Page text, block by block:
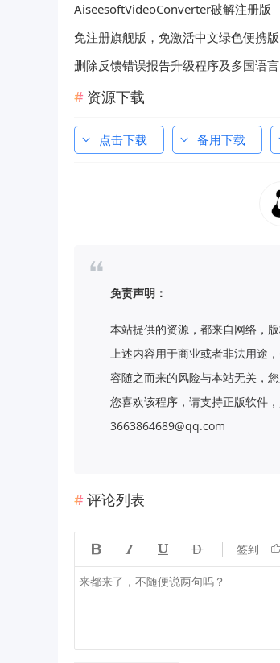
AiseesoftVideoConverter破解注册版
免注册旗舰版，免激活中文绿色便携版
删除反馈错误报告升级程序及多国语言
资源下载
点击下载 备用下载
免责声明：
本站提供的资源，都来自网络，
上述内容用于商业或者非法用途
容随之而来的风险与本站无关，
您喜欢该程序，请支持正版软件
3663864689@qq.com
评论列表
    签到